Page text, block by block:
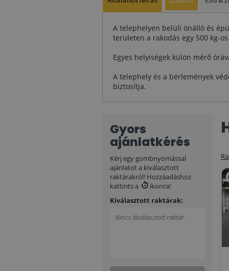
A telephelyen belüli önálló és
területen a rakodás egy 500 kg-
Egyes helyiségek külön mérő
A telephely és a bérlemények
biztosítja.
Gyors
ajánlatkérés
Kérj egy gombnyomással
ajánlatot a kiválasztott
raktárakról! Hozzáadáshoz
kattints a
ikonra!
Kiválasztott raktárak:
Nincs kiválasztott raktár